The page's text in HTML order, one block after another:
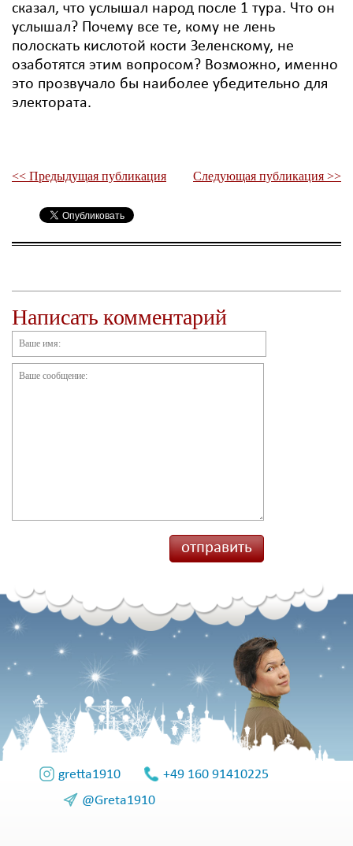
сказал, что услышал народ после 1 тура. Что он
услышал? Почему все те, кому не лень
полоскать кислотой кости Зеленскому, не
озаботятся этим вопросом? Возможно, именно
это прозвучало бы наиболее убедительно для
электората.
<< Предыдущая публикация Следующая публикация >>
Написать комментарий
gretta1910
+49 160 91410225
@Greta1910